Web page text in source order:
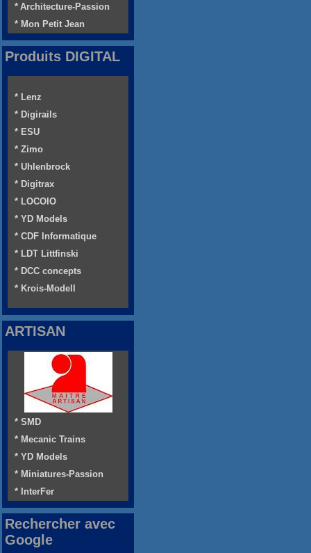
* Architecture-Passion
* Mon Petit Jean
Produits DIGITAL
* Lenz
* Digirails
* ESU
* Zimo
* Uhlenbrock
* Digitrax
* LOCOIO
* YD Models
* CDF Informatique
* LDT Littfinski
* DCC concepts
* Krois-Modell
ARTISAN
* SMD
* Mecanic Trains
* YD Models
* Miniatures-Passion
* InterFer
Rechercher avec
Google